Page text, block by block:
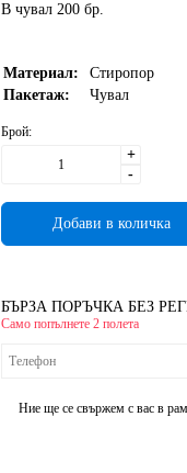
В чувал 200 бр.
Материал:
Стиропор
Пакетаж:
Чувал
Брой:
+
-
БЪРЗА ПОРЪЧКА БЕЗ
Само попълнете 2 полета
Ние ще се свържем с вас в